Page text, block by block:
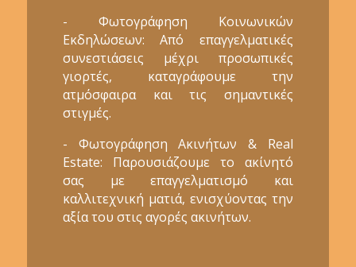
- Φωτογράφηση Κοινωνικών
Εκδηλώσεων: Από επαγγελματικές
συνεστιάσεις μέχρι προσωπικές
γιορτές, καταγράφουμε την
ατμόσφαιρα και τις σημαντικές
στιγμές.
- Φωτογράφηση Ακινήτων & Real
Estate: Παρουσιάζουμε το ακίνητό
σας με επαγγελματισμό και
καλλιτεχνική ματιά, ενισχύοντας την
αξία του στις αγορές ακινήτων.